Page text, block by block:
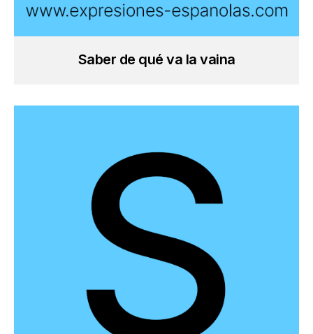
Saber de qué va la vaina